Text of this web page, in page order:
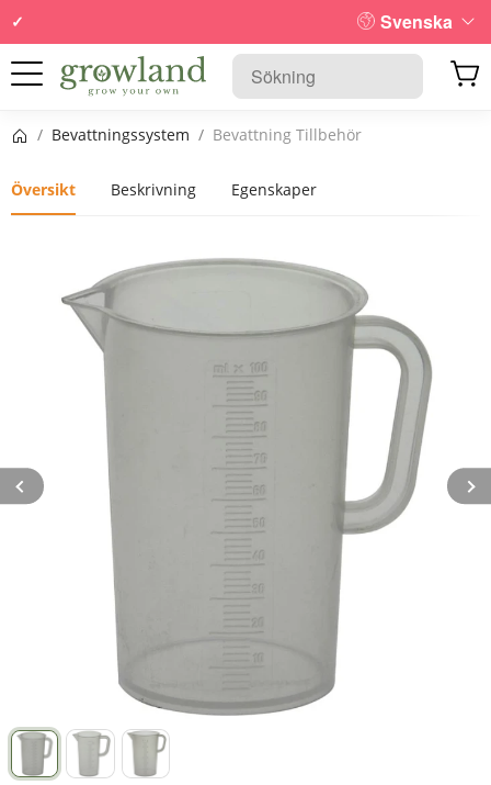
Svenska
Startsida
/ Bevattningssystem / Bevattning Tillbehör
Översikt Beskrivning Egenskaper